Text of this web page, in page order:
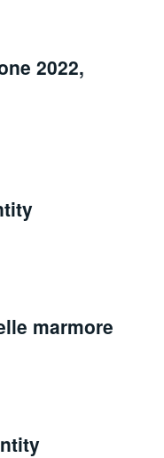
2022,
marmore